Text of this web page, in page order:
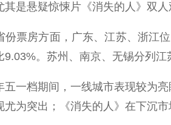
其是悬疑惊悚片《消失的人》双
房方面，广东、江苏、浙江位
9.03%。苏州、南京、无锡分列
档期间，一线城市表现较为亮
尤为突出；《消失的人》在下沉